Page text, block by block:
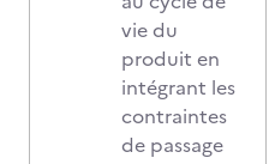
vie du
produit en
intégrant les
contraintes
de passage